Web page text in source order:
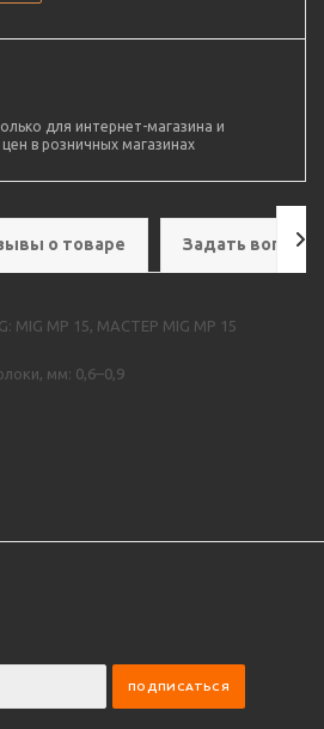
для интернет-магазина и
в розничных магазинах
о товаре Задать вопрос
MIG MP 15, МАСТЕР MIG MP 15
мм: 0,6–0,9